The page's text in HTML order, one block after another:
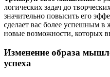
логических задач до
значительно повысить его
сделает вас более успешным в
новые возможности, которых
Изменение образа
успеха